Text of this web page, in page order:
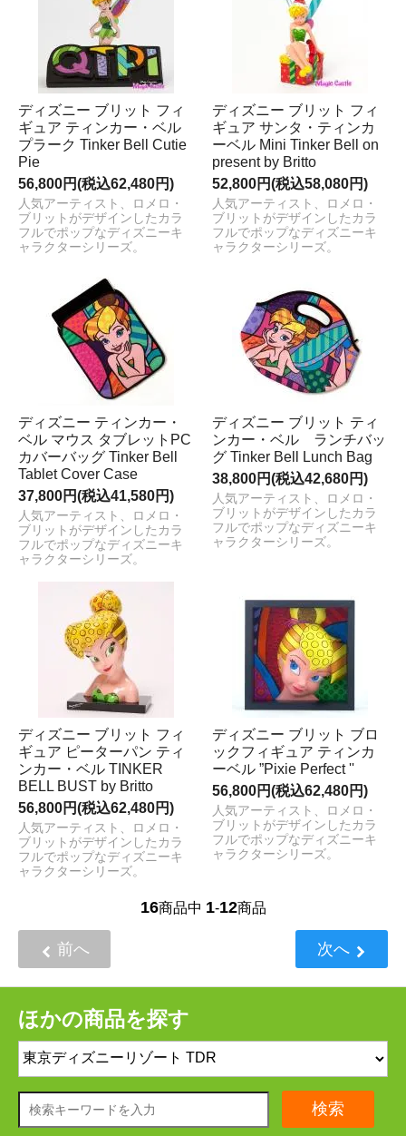
ディズニー ブリット フィ
ギュア ティンカー・ベル
プラーク Tinker Bell Cutie
Pie
56,800円(税込62,480円)
人気アーティスト、ロメロ・
ブリットがデザインしたカラ
フルでポップなディズニーキ
ャラクターシリーズ。
ディズニー ブリット フィ
ギュア サンタ・ティンカ
ーベル Mini Tinker Bell on
present by Britto
52,800円(税込58,080円)
人気アーティスト、ロメロ・
ブリットがデザインしたカラ
フルでポップなディズニーキ
ャラクターシリーズ。
ディズニー ティンカー・
ベル マウス タブレットPC
カバーバッグ Tinker Bell
Tablet Cover Case
37,800円(税込41,580円)
人気アーティスト、ロメロ・
ブリットがデザインしたカラ
フルでポップなディズニーキ
ャラクターシリーズ。
ディズニー ブリット ティ
ンカー・ベル ランチバッ
グ Tinker Bell Lunch Bag
38,800円(税込42,680円)
人気アーティスト、ロメロ・
ブリットがデザインしたカラ
フルでポップなディズニーキ
ャラクターシリーズ。
ディズニー ブリット フィ
ギュア ピーターパン ティ
ンカー・ベル TINKER
BELL BUST by Britto
56,800円(税込62,480円)
人気アーティスト、ロメロ・
ブリットがデザインしたカラ
フルでポップなディズニーキ
ャラクターシリーズ。
ディズニー ブリット ブロ
ックフィギュア ティンカ
ーベル ”Pixie Perfect ''
56,800円(税込62,480円)
人気アーティスト、ロメロ・
ブリットがデザインしたカラ
フルでポップなディズニーキ
ャラクターシリーズ。
16商品中 1-12商品
前へ 次へ
ほかの商品を探す
検索